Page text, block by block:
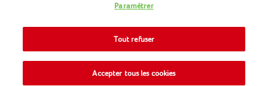
COPYRIGHT IGLO 2025
CONTACTEZ NOUS
COOKIE-POLICY
NOMAD FOODS
POLITIQUE-DE-CONFIDENTIALITE
SITEMAP
Paramétrer
Tout refuser
Accepter tous les cookies